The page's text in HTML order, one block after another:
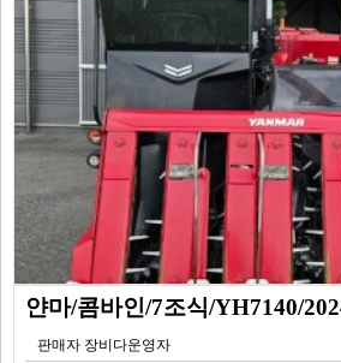
얀마/콤바인/7조식/YH7140/
판매자 장비다운영자